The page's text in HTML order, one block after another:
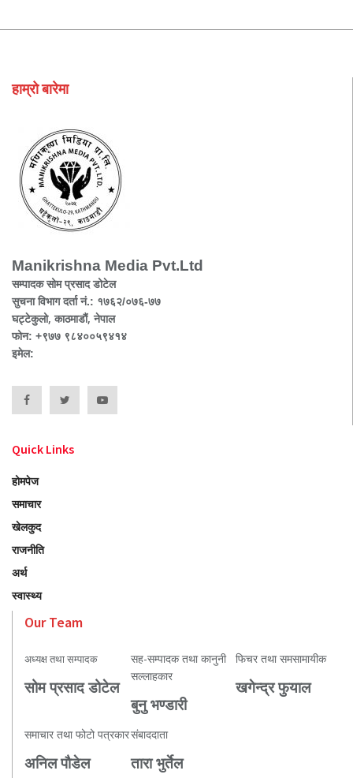
हाम्रो बारेमा
Manikrishna Media Pvt.Ltd
सम्पादक सोम प्रसाद डोटेल
सुचना विभाग दर्ता नं.: १७६२/०७६-७७
घट्टेकुलो, काठमाडौं, नेपाल
फोन: +९७७ ९८४००५९४१४
इमेल:
Quick Links
होमपेज
समाचार
खेलकुद
राजनीति
अर्थ
स्वास्थ्य
Our Team
अध्यक्ष तथा सम्पादक
सोम प्रसाद डोटेल
सह-सम्पादक तथा कानुनी
सल्लाहकार
बुनु भण्डारी
फिचर तथा समसामायीक
खगेन्द्र फुयाल
समाचार तथा फोटो पत्रकार
अनिल पौडेल
संबाददाता
तारा भुर्तेल